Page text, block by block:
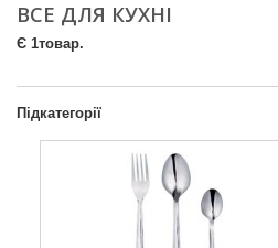
ВСЕ ДЛЯ КУХНІ
Є 1товар.
Підкатегорії